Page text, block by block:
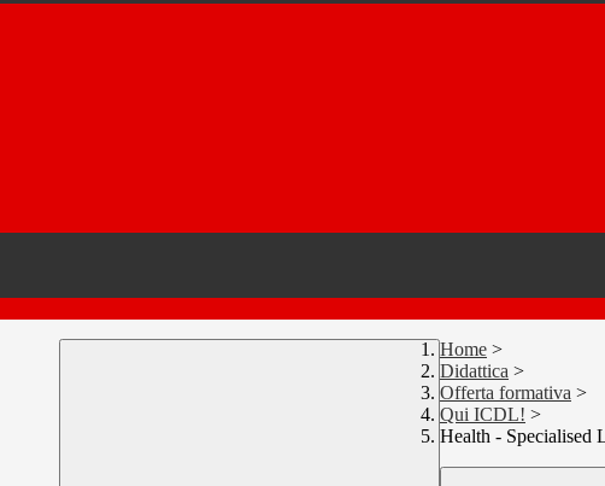
Home >
Didattica >
Offerta formativa >
Qui ICDL! >
Health - Specialised